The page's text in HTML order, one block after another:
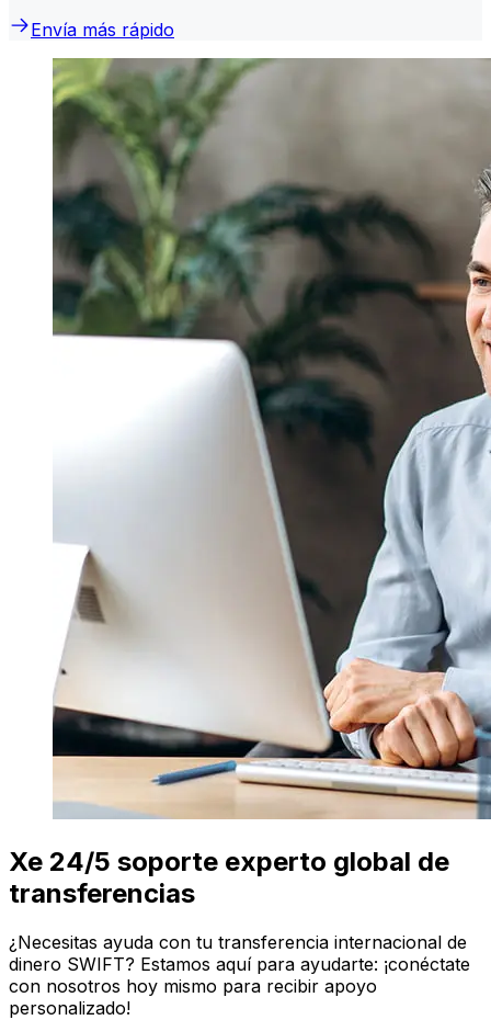
Envía más rápido
Xe 24/5 soporte experto global de
transferencias
¿Necesitas ayuda con tu transferencia internacional de
dinero SWIFT? Estamos aquí para ayudarte: ¡conéctate
con nosotros hoy mismo para recibir apoyo
personalizado!